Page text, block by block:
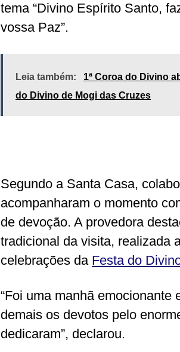
tema “Divino Espírito Santo,
vossa Paz”.
Leia também:
1ª Coroa do Divino
do Divino de Mogi das Cruzes
Segundo a Santa Casa,
acompanharam o momento
de devoção. A provedora
tradicional da visita, realizada
celebrações da Festa do
“Foi uma manhã emocionante
demais os devotos pelo
dedicaram”, declarou.